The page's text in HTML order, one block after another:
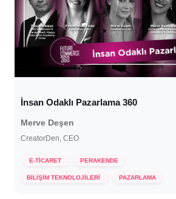
İnsan Odaklı Pazarlama 360
Merve Deşen
CreatorDen, CEO
E-TİCARET PERAKENDE
BİLİŞİM TEKNOLOJİLERİ PAZARLAMA